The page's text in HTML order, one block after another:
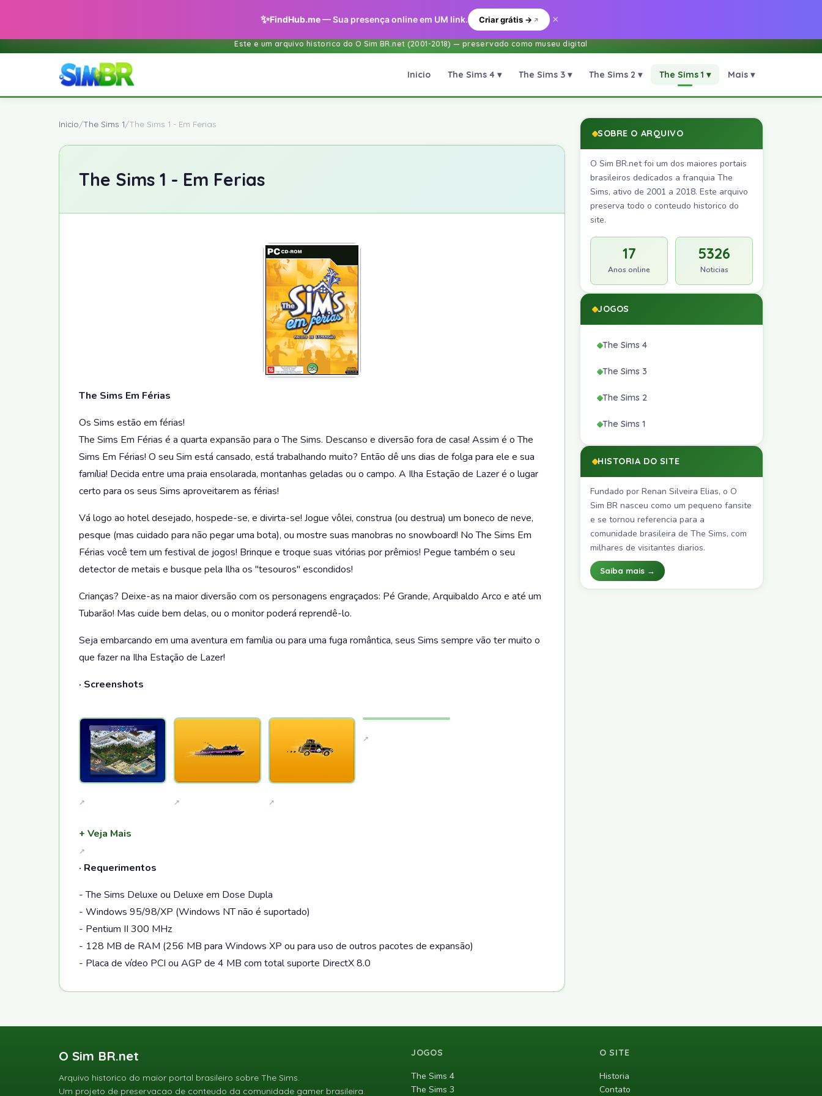
Este e um arquivo historico do O Sim BR.net (2001-2018) — preservado como museu digital
Inicio The Sims 4 ▾ The Sims 3 ▾ The Sims 2 ▾ The Sims 1 ▾ Mais ▾
Inicio/The Sims 1/The Sims 1 - Em Ferias
The Sims 1 - Em Ferias
The Sims Em Férias
Os Sims estão em férias!
The Sims Em Férias é a quarta expansão para o The Sims. Descanso e diversão fora de casa! Assim é o The
Sims Em Férias! O seu Sim está cansado, está trabalhando muito? Então dê uns dias de folga para ele e sua
família! Decida entre uma praia ensolarada, montanhas geladas ou o campo. A Ilha Estação de Lazer é o lugar
certo para os seus Sims aproveitarem as férias!
Vá logo ao hotel desejado, hospede-se, e divirta-se! Jogue vôlei, construa (ou destrua) um boneco de neve,
pesque (mas cuidado para não pegar uma bota), ou mostre suas manobras no snowboard! No The Sims Em
Férias você tem um festival de jogos! Brinque e troque suas vitórias por prêmios! Pegue também o seu
detector de metais e busque pela Ilha os "tesouros" escondidos!
Crianças? Deixe-as na maior diversão com os personagens engraçados: Pé Grande, Arquibaldo Arco e até um
Tubarão! Mas cuide bem delas, ou o monitor poderá reprendê-lo.
Seja embarcando em uma aventura em família ou para uma fuga romântica, seus Sims sempre vão ter muito o
que fazer na Ilha Estação de Lazer!
· Screenshots
+ Veja Mais
· Requerimentos
- The Sims Deluxe ou Deluxe em Dose Dupla
- Windows 95/98/XP (Windows NT não é suportado)
- Pentium II 300 MHz
- 128 MB de RAM (256 MB para Windows XP ou para uso de outros pacotes de expansão)
- Placa de vídeo PCI ou AGP de 4 MB com total suporte DirectX 8.0
SOBRE O ARQUIVO
O Sim BR.net foi um dos maiores portais
brasileiros dedicados a franquia The
Sims, ativo de 2001 a 2018. Este arquivo
preserva todo o conteudo historico do
site.
17
Anos online
5326
Noticias
JOGOS
The Sims 4
The Sims 3
The Sims 2
The Sims 1
HISTORIA DO SITE
Fundado por Renan Silveira Elias, o O
Sim BR nasceu como um pequeno fansite
e se tornou referencia para a
comunidade brasileira de The Sims, com
milhares de visitantes diarios.
Saiba mais →
O Sim BR.net
Arquivo historico do maior portal brasileiro sobre The Sims.
Um projeto de preservacao de conteudo da comunidade gamer brasileira.
JOGOS
The Sims 4
The Sims 3
O SITE
Historia
Contato
✨FindHub.me— Sua presença online em UM link. Criar grátis → ×